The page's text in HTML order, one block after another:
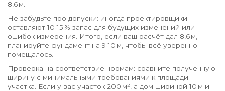
8,6 м.
Не забудьте про допуски: иногда проектировщики
оставляют 10‑15 % запас для будущих изменений или
ошибок измерения. Итого, если ваш расчёт дал 8,6 м,
планируйте фундамент на 9‑10 м, чтобы всё уверенно
помещалось.
Проверка на соответствие нормам: сравните полученную
ширину с минимальными требованиями к площади
участка. Если у вас участок 200 м², а дом шириной 10 м и